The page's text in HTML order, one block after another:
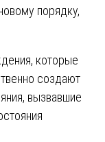
порядку,
которые
создают
вызвавшие